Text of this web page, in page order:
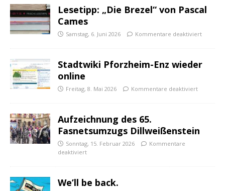
Lesetipp: „Die Brezel“ von Pascal
Cames
Samstag, 6. Juni 2026 Kommentare deaktiviert
Stadtwiki Pforzheim-Enz wieder
online
Freitag, 8. Mai 2026 Kommentare deaktiviert
Aufzeichnung des 65.
Fasnetsumzugs Dillweißenstein
Sonntag, 15. Februar 2026
Kommentare
deaktiviert
We’ll be back.